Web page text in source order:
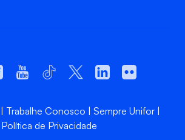
Trabalhe Conosco
Sempre Unifor
Política de Privacidade